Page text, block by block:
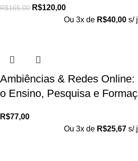
R$165,00 R$120,00
Ou 3x de R$40,00 s/
Ambiências & Redes Online:
o Ensino, Pesquisa e
R$77,00
Ou 3x de R$25,67 s/